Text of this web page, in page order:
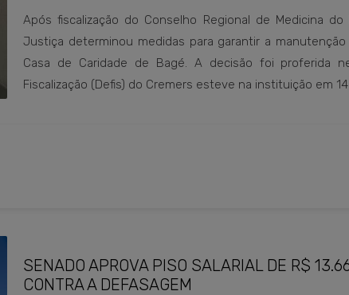
Após fiscalização do Conselho Regional de Medicina
Justiça determinou medidas para garantir a
Casa de Caridade de Bagé. A decisão foi proferida
Fiscalização (Defis) do Cremers esteve na instituição em
SENADO APROVA PISO SALARIAL DE R$
CONTRA A DEFASAGEM